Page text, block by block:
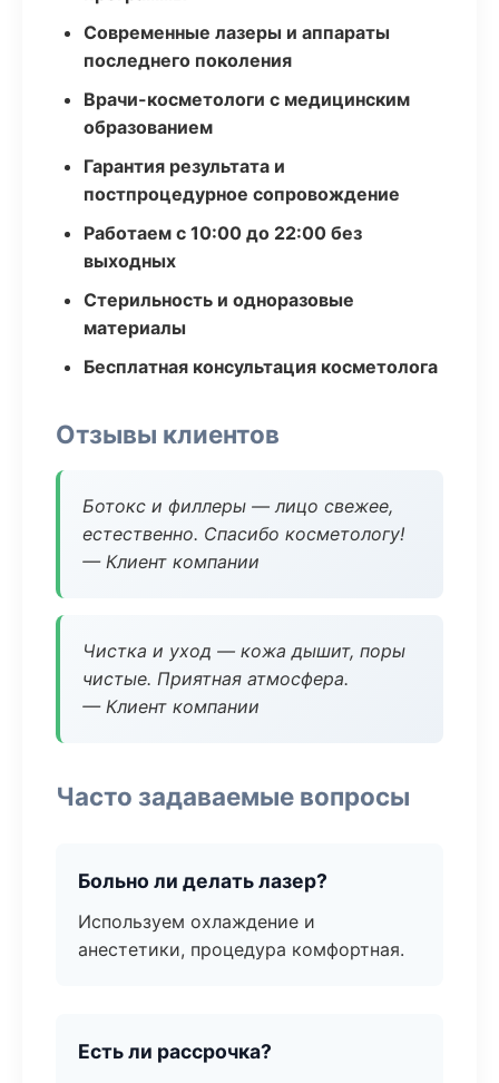
Современные лазеры и аппараты
последнего поколения
Врачи-косметологи с медицинским
образованием
Гарантия результата и
постпроцедурное сопровождение
Работаем с 10:00 до 22:00 без
выходных
Стерильность и одноразовые
материалы
Бесплатная консультация косметолога
Отзывы клиентов
Ботокс и филлеры — лицо свежее,
естественно. Спасибо косметологу!
— Клиент компании
Чистка и уход — кожа дышит, поры
чистые. Приятная атмосфера.
— Клиент компании
Часто задаваемые вопросы
Больно ли делать лазер?
Используем охлаждение и
анестетики, процедура комфортная.
Есть ли рассрочка?